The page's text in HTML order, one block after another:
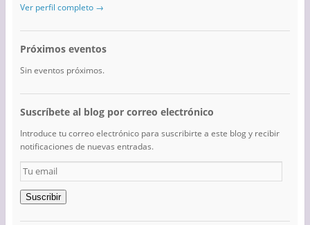
Ver perfil completo →
Próximos eventos
Sin eventos próximos.
Suscríbete al blog por correo electrónico
Introduce tu correo electrónico para suscribirte a este blog y recibir
notificaciones de nuevas entradas.
Tu
email
Suscribir